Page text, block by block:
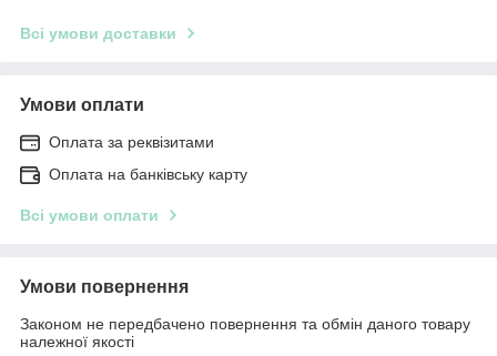
Всі умови доставки
Умови оплати
Оплата за реквізитами
Оплата на банківську карту
Всі умови оплати
Умови повернення
Законом не передбачено повернення та обмін даного товару
належної якості